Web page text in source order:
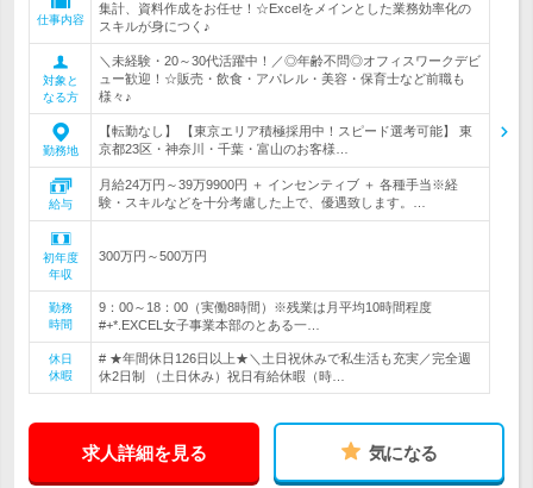
仕事内容
集計、資料作成をお任せ！☆Excelをメインとした業務効率化の
スキルが身につく♪
対象と
なる方
＼未経験・20～30代活躍中！／◎年齢不問◎オフィスワークデビ
ュー歓迎！☆販売・飲食・アパレル・美容・保育士など前職も
様々♪
勤務地
【転勤なし】 【東京エリア積極採用中！スピード選考可能】 東
京都23区・神奈川・千葉・富山のお客様…
給与
月給24万円～39万9900円 ＋ インセンティブ ＋ 各種手当※経
験・スキルなどを十分考慮した上で、優遇致します。…
初年度
年収
300万円～500万円
勤務
時間
9：00～18：00（実働8時間）※残業は月平均10時間程度
#+*.EXCEL女子事業本部のとある一…
休日
休暇
# ★年間休日126日以上★＼土日祝休みで私生活も充実／完全週
休2日制 （土日休み）祝日有給休暇（時…
求人詳細を見る 気になる